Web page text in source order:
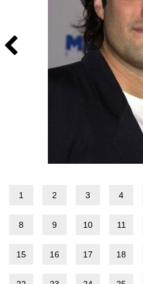
1 2 3 4
8 9 10 11
15 16 17 18